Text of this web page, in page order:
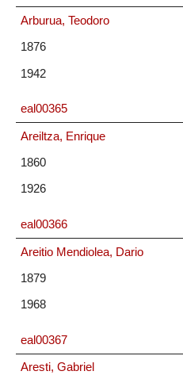
Arburua, Teodoro
1876
1942
eal00365
Areiltza, Enrique
1860
1926
eal00366
Areitio Mendiolea, Dario
1879
1968
eal00367
Aresti, Gabriel